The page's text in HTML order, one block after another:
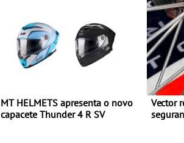
MT HELMETS apresenta o novo
capacete Thunder 4 R SV
Vector